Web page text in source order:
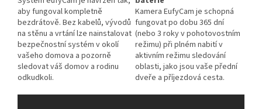
aby fungoval kompletně
bezdrátově. Bez kabelů, vývodů
na stěnu a vrtání lze nainstalovat
bezpečnostní systém v okolí
vašeho domova a pozorně
sledovat váš domov a rodinu
odkudkoli.
Kamera EufyCam je schopná
fungovat po dobu 365 dní
(nebo 3 roky v pohotovostním
režimu) při plném nabití v
aktivním režimu sledování
oblasti, jako jsou vaše přední
dveře a příjezdová cesta.